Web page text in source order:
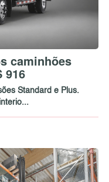
caminhões
916
Standard e Plus.